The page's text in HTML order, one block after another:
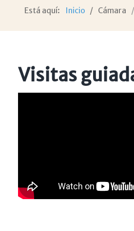
Está aquí: Inicio Cámara
Visitas